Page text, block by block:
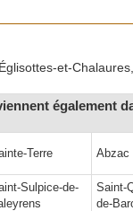
et-
également
Terre Abzac
Sulpice-de-
Saint-
de-